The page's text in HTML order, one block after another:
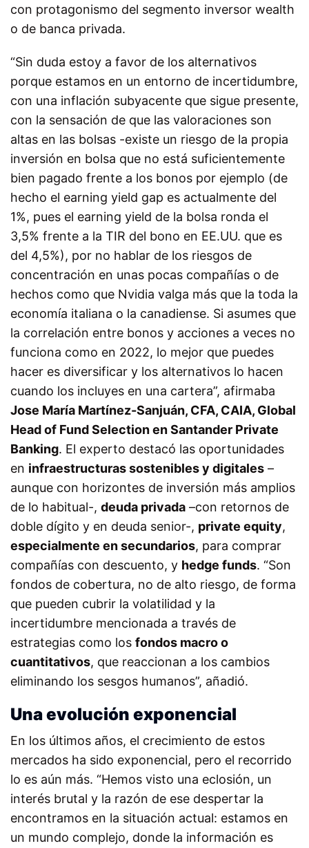
con protagonismo del segmento inversor wealth
o de banca privada.
“Sin duda estoy a favor de los alternativos
porque estamos en un entorno de incertidumbre,
con una inflación subyacente que sigue presente,
con la sensación de que las valoraciones son
altas en las bolsas -existe un riesgo de la propia
inversión en bolsa que no está suficientemente
bien pagado frente a los bonos por ejemplo (de
hecho el earning yield gap es actualmente del
1%, pues el earning yield de la bolsa ronda el
3,5% frente a la TIR del bono en EE.UU. que es
del 4,5%), por no hablar de los riesgos de
concentración en unas pocas compañías o de
hechos como que Nvidia valga más que la toda la
economía italiana o la canadiense. Si asumes que
la correlación entre bonos y acciones a veces no
funciona como en 2022, lo mejor que puedes
hacer es diversificar y los alternativos lo hacen
cuando los incluyes en una cartera”, afirmaba
Jose María Martínez-Sanjuán, CFA, CAIA, Global
Head of Fund Selection en Santander Private
Banking. El experto destacó las oportunidades
en infraestructuras sostenibles y digitales –
aunque con horizontes de inversión más amplios
de lo habitual-, deuda privada –con retornos de
doble dígito y en deuda senior-, private equity,
especialmente en secundarios, para comprar
compañías con descuento, y hedge funds. “Son
fondos de cobertura, no de alto riesgo, de forma
que pueden cubrir la volatilidad y la
incertidumbre mencionada a través de
estrategias como los fondos macro o
cuantitativos, que reaccionan a los cambios
eliminando los sesgos humanos”, añadió.
Una evolución exponencial
En los últimos años, el crecimiento de estos
mercados ha sido exponencial, pero el recorrido
lo es aún más. “Hemos visto una eclosión, un
interés brutal y la razón de ese despertar la
encontramos en la situación actual: estamos en
un mundo complejo, donde la información es